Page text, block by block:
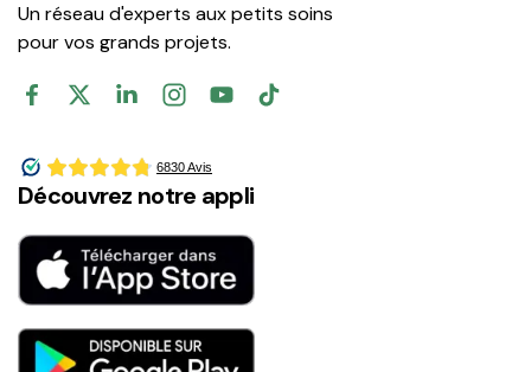
Un réseau d'experts aux petits soins
pour vos grands projets.
Découvrez notre appli